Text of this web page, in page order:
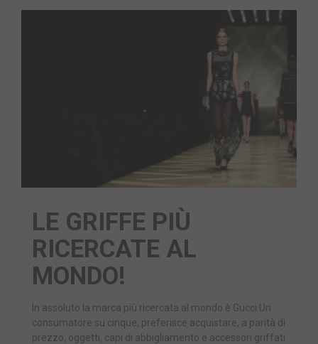
LE GRIFFE PIÙ
RICERCATE AL
MONDO!
In assoluto la marca più ricercata al mondo è Gucci.Un
consumatore su cinque, preferisce acquistare, a parità di
prezzo, oggetti, capi di abbigliamento e accessori griffati